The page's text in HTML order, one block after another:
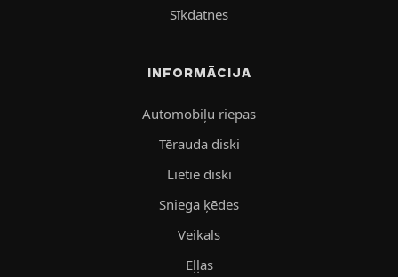
Sīkdatnes
INFORMĀCIJA
Automobiļu riepas
Tērauda diski
Lietie diski
Sniega ķēdes
Veikals
Eļļas